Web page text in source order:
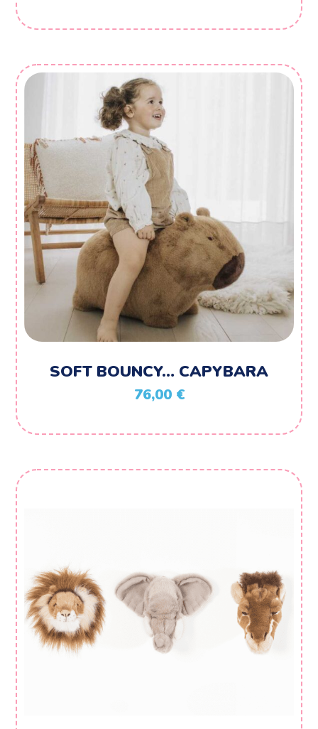
SOFT BOUNCY… CAPYBARA
76,00 €